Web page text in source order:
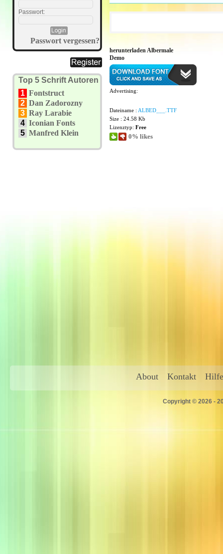
Passwort:
Passwort vergessen?
Top 5 Schrift Autoren
1 Fontstruct
2 Dan Zadorozny
3 Ray Larabie
4 Iconian Fonts
5 Manfred Klein
herunterladen Albermale
Demo
Advertising:
Dateiname : ALBED___.TTF
Size : 24.58 Kb
Lizenztyp: Free
0% likes
About Kontakt Hilfe
Copyright © 2026 -